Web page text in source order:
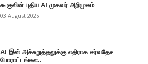
கூகுலின் புதிய AI முகவர் அறிமுகம்
03 August 2026
AI இன் அச்சுறுத்தலுக்கு எதிராக சர்வதேச
போராட்டங்கள..